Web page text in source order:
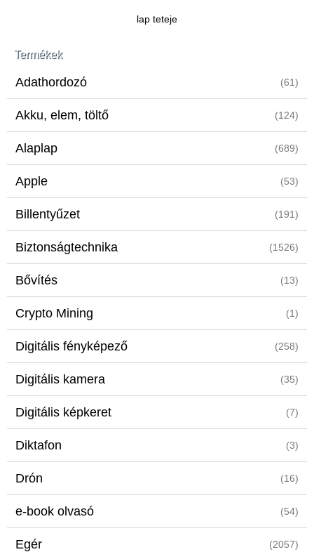
Termékek
Adathordozó (61)
Akku, elem, töltő (124)
Alaplap (689)
Apple (53)
Billentyűzet (191)
Biztonságtechnika (1526)
Bővítés (13)
Crypto Mining (1)
Digitális fényképező (258)
Digitális kamera (35)
Digitális képkeret (7)
Diktafon (3)
Drón (16)
e-book olvasó (54)
Egér (2057)
lap teteje